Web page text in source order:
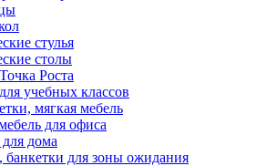
стулья
столы
Роста
учебных классов
мягкая мебель
для офиса
дома
для зоны ожидания